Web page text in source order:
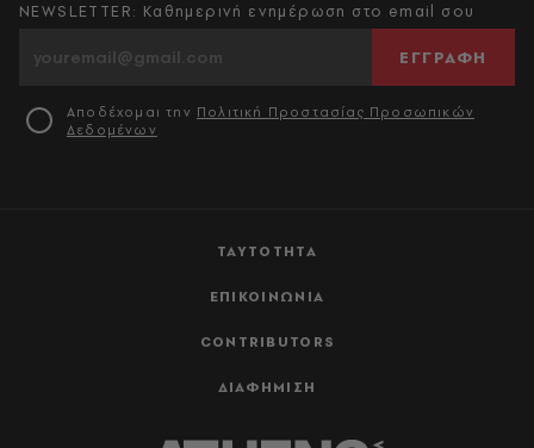
ΤΑΥΤΟΤΗΤΑ
ΕΠΙΚΟΙΝΩΝΙΑ
CONTRIBUTORS
ΔΙΑΦΗΜΙΣΗ
NEWSLETTER: Καθημερινή ενημέρωση στο email σου
ΕΓΓΡΑΦΗ
Αποδέχομαι την Πολιτική Προστασίας Προσωπικών
Δεδομένων